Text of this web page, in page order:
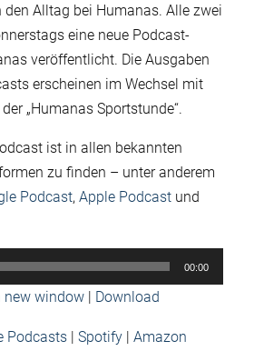
den Alltag bei Humanas. Alle zwei
eine neue Podcast-
veröffentlicht. Die Ausgaben
erscheinen im Wechsel mit
„Humanas Sportstunde“.
ist in allen bekannten
zu finden – unter anderem
Podcast, Apple Podcastund
00:00
new window| Download
Podcasts| Spotify| Amazon